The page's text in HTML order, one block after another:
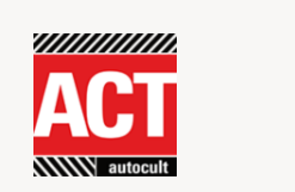
contenu